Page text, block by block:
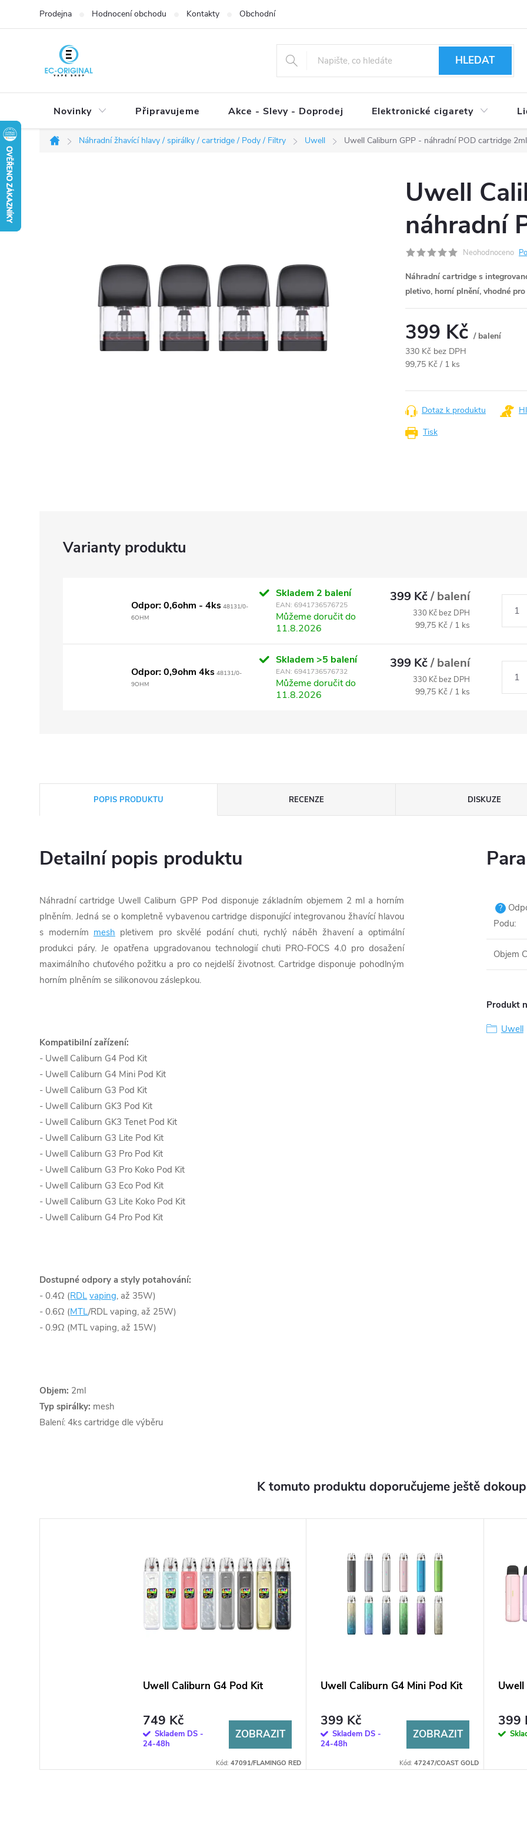
Prodejna Hodnocení obchodu Kontakty Obchodní podmínky
HLEDAT
Novinky Připravujeme Akce - Slevy - Doprodej Elektronické cigarety
Domů
Náhradní žhavící hlavy / spirálky / cartridge / Pody / Filtry Uwell Uwell Caliburn GPP - náhradní POD cartridge 2ml
Uwell
náhradní
Neohodnoceno
Náhradní cartridge s
pletivo, horní plnění, vhodné pro
399 Kč / balení
330 Kč bez DPH
Měrná
99,75 Kč / 1 ks
Tisk
Dotaz k produktu
Odpor: 0,6ohm - 4ks 48131/0-
6OHM
Skladem 2 balení
EAN: 6941736576725
Můžeme doručit do
11.8.2026
399 Kč/ balení
330 Kč bez DPH
Měrná
99,75 Kč / 1 ks
Odpor: 0,9ohm 4ks 48131/0-
9OHM
Skladem>5 balení
EAN: 6941736576732
Můžeme doručit do
11.8.2026
399 Kč/ balení
330 Kč bez DPH
Měrná
99,75 Kč / 1 ks
POPIS PRODUKTU RECENZE DISKUZE
Detailní popis produktu
Náhradní cartridge Uwell Caliburn GPP Pod disponuje základním objemem 2 ml a horním
plněním. Jedná se o kompletně vybavenou cartridge disponující integrovanou žhavící hlavou
s moderním mesh pletivem pro skvělé podání chuti, rychlý náběh žhavení a optimální
produkci páry. Je opatřena upgradovanou technologií chuti PRO-FOCS 4.0 pro dosažení
maximálního chuťového požitku a pro co nejdelší životnost. Cartridge disponuje pohodlným
horním plněním se silikonovou záslepkou.
Kompatibilní zařízení:
- Uwell Caliburn G4 Pod Kit
- Uwell Caliburn G4 Mini Pod Kit
- Uwell Caliburn G3 Pod Kit
- Uwell Caliburn GK3 Pod Kit
- Uwell Caliburn GK3 Tenet Pod Kit
- Uwell Caliburn G3 Lite Pod Kit
- Uwell Caliburn G3 Pro Pod Kit
- Uwell Caliburn G3 Pro Koko Pod Kit
- Uwell Caliburn G3 Eco Pod Kit
- Uwell Caliburn G3 Lite Koko Pod Kit
- Uwell Caliburn G4 Pro Pod Kit
Dostupné odpory a styly potahování:
- 0.4Ω (RDL vaping, až 35W)
- 0.6Ω (MTL/RDL vaping, až 25W)
- 0.9Ω (MTL vaping, až 15W)
Objem: 2ml
Typ spirálky: mesh
Balení: 4ks cartridge dle výběru
?
Podu:
Objem
Produkt
Uwell
K tomuto produktu doporučujeme ještě
Uwell Caliburn G4 Pod Kit
749 Kč
Skladem DS -
24-48h
ZOBRAZIT
Kód: 47091/FLAMINGO RED
Uwell Caliburn G4 Mini Pod Kit
399 Kč
Skladem DS -
24-48h
ZOBRAZIT
Kód: 47247/COAST GOLD
Uwell
399